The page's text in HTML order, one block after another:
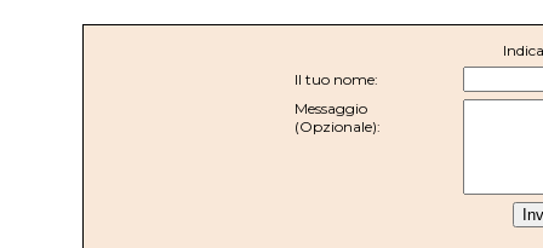
Il tuo nome:
Messaggio
(Opzionale):